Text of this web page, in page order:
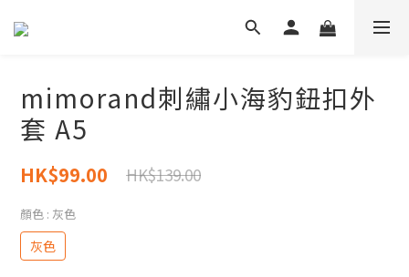
mimorand刺繡小海豹鈕扣外
套 A5
HK$99.00 HK$139.00
顏色 : 灰色
灰色